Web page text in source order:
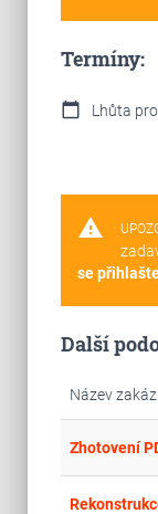
Termíny:
calendar_today Lhůta
warning
se
Další
Název